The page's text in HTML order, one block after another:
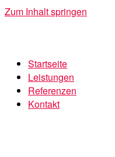
Zum Inhalt springen
Startseite
Leistungen
Referenzen
Kontakt